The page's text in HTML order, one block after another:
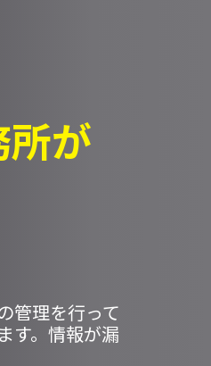
が
管理を行って
す。情報が漏